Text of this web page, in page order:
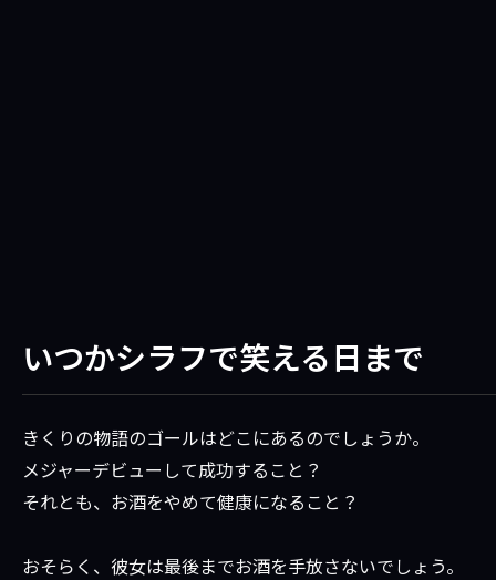
いつかシラフで笑える日まで
きくりの物語のゴールはどこにあるのでしょうか。
メジャーデビューして成功すること？
それとも、お酒をやめて健康になること？
おそらく、彼女は最後までお酒を手放さないでしょう。